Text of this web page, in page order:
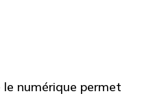
numérique permet